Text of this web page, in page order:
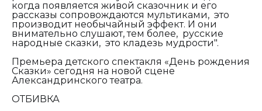
когда появляется живой сказочник и его
рассказы сопровождаются мультиками, это
производит необычайный эффект. И они
внимательно слушают, тем более, русские
народные сказки, это кладезь мудрости".
Премьера детского спектакля «День рождения
Сказки» сегодня на новой сцене
Александринского театра.
ОТБИВКА